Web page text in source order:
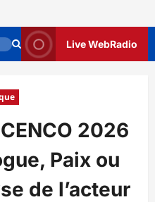
Live WebRadio
2026
Paix ou
de l’acteur